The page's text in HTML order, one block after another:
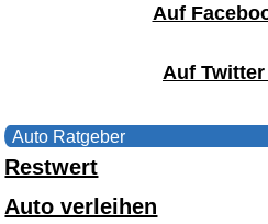
Auf
Auf
Auto Ratgeber
Restwert
Auto verleihen